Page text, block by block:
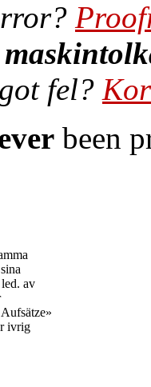
fel?
been
av
ivrig